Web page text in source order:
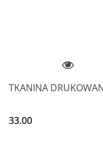
TKANINA
33.00